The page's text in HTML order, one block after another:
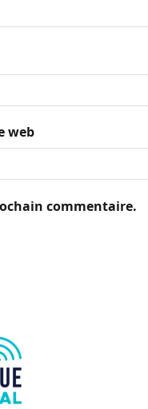
web
commentaire.